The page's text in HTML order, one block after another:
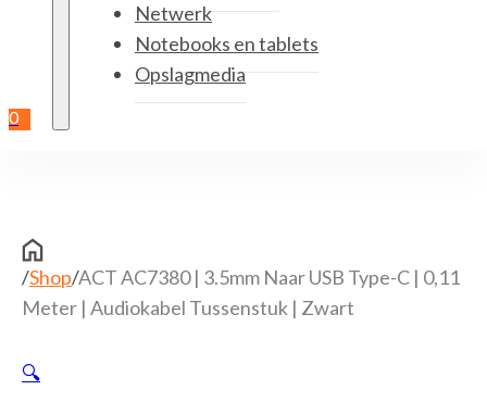
0
Netwerk
Notebooks en tablets
Opslagmedia
/Shop/ACT AC7380 | 3.5mm Naar USB Type-C | 0,11
Meter | Audiokabel Tussenstuk | Zwart
🔍